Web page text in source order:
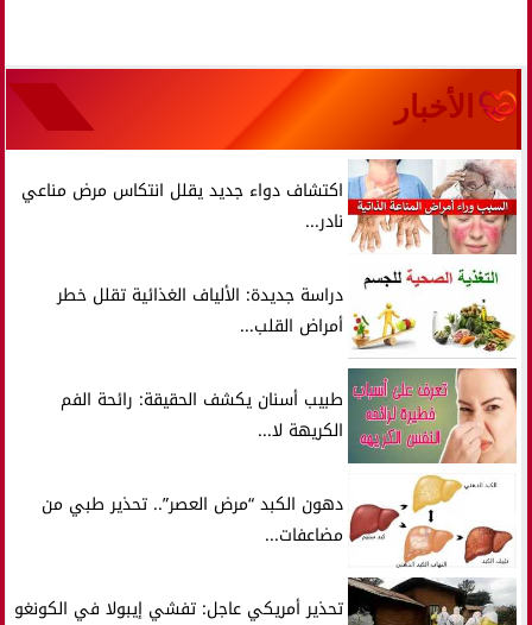
الأخبار
اكتشاف دواء جديد يقلل انتكاس مرض مناعي
نادر...
دراسة جديدة: الألياف الغذائية تقلل خطر
أمراض القلب...
طبيب أسنان يكشف الحقيقة: رائحة الفم
الكريهة لا...
دهون الكبد “مرض العصر”.. تحذير طبي من
مضاعفات...
تحذير أمريكي عاجل: تفشي إيبولا في الكونغو